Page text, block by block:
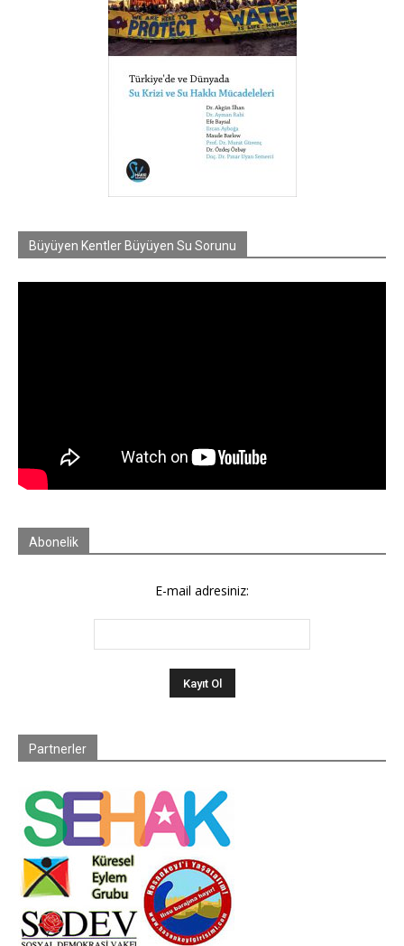
Büyüyen Kentler Büyüyen Su Sorunu
Abonelik
E-mail adresiniz:
Partnerler